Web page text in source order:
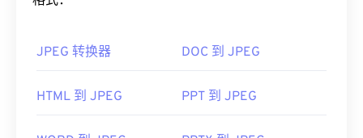
如果您需要更好的压缩效果，您可以将
几乎所有图像查看器程序和应用程序都能识别并打开
JPEG 转换器 DOC 到 JPEG
HTML 到 JPEG PPT 到 JPEG